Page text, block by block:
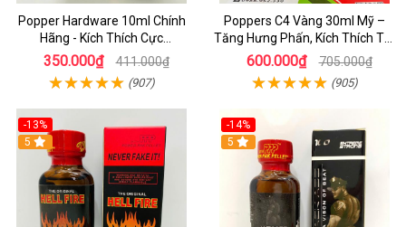
Popper Hardware 10ml Chính
Hãng - Kích Thích Cực
Nhanh_Hưng Phấn Tột Đỉnh_
Dành Cho LGBT
350.000₫ 411.000₫
(907)
Poppers C4 Vàng 30ml Mỹ –
Tăng Hưng Phấn, Kích Thích Tột
Độ Cho Top & Bot
600.000₫ 705.000₫
(905)
-13%
5
-14%
5